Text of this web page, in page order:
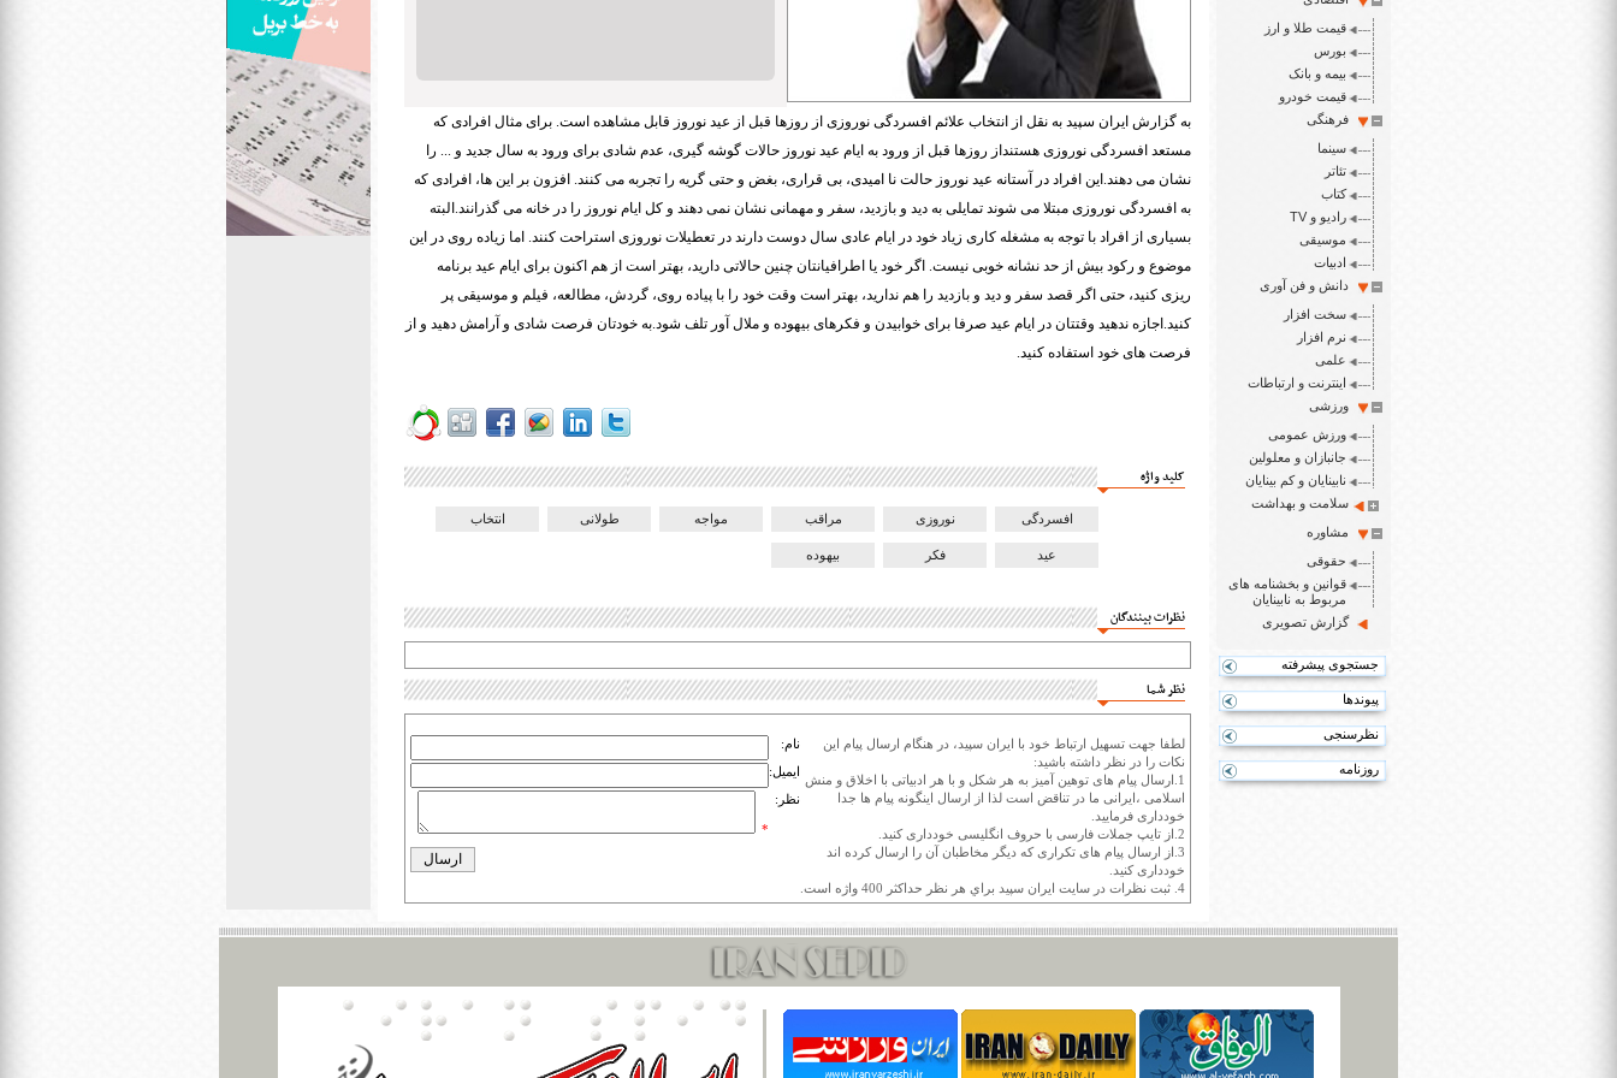
قیمت طلا و ارز
بورس
بیمه و بانک
قیمت خودرو
فرهنگی
سینما
تئاتر
کتاب
رادیو و TV
موسیقی
ادبیات
دانش و فن آوری
سخت افزار
نرم افزار
علمی
اینترنت و ارتباطات
ورزشی
ورزش عمومی
جانبازان و معلولین
نابینایان و کم بینایان
سلامت و بهداشت
مشاوره
حقوقی
قوانین و بخشنامه های
مربوط به نابینایان
گزارش تصویری
جستجوی پیشرفته
پیوندها
نظرسنجی
روزنامه
به گزارش ایران سپید به نقل از انتخاب علائم افسردگی نوروزی از روزها قبل از عید نوروز قابل مشاهده است. برای مثال افرادی که
مستعد افسردگی نوروزی هستنداز روزها قبل از ورود به ایام عید نوروز حالات گوشه گیری، عدم شادی برای ورود به سال جدید و ... را
نشان می دهند.این افراد در آستانه عید نوروز حالت نا امیدی، بی قراری، بغض و حتی گریه را تجربه می کنند. افزون بر این ها، افرادی که
به افسردگی نوروزی مبتلا می شوند تمایلی به دید و بازدید، سفر و مهمانی نشان نمی دهند و کل ایام نوروز را در خانه می گذرانند.البته
بسیاری از افراد با توجه به مشغله کاری زیاد خود در ایام عادی سال دوست دارند در تعطیلات نوروزی استراحت کنند. اما زیاده روی در این
موضوع و رکود بیش از حد نشانه خوبی نیست. اگر خود یا اطرافیانتان چنین حالاتی دارید، بهتر است از هم اکنون برای ایام عید برنامه
ریزی کنید، حتی اگر قصد سفر و دید و بازدید را هم ندارید، بهتر است وقت خود را با پیاده روی، گردش، مطالعه، فیلم و موسیقی پر
کنید.اجازه ندهید وقتتان در ایام عید صرفا برای خوابیدن و فکرهای بیهوده و ملال آور تلف شود.به خودتان فرصت شادی و آرامش دهید و از
فرصت های خود استفاده کنید.
کلید واژه
افسردگی نوروزی مراقب مواجه طولانی انتخاب
عید فکر بیهوده
نظرات بینندگان
نظر شما
لطفا جهت تسهیل ارتباط خود با ایران سپید، در هنگام ارسال پیام این
نکات را در نظر داشته باشید:
1.ارسال پیام های توهین آمیز به هر شکل و با هر ادبیاتی با اخلاق و منش
اسلامی ،ایرانی ما در تناقض است لذا از ارسال اینگونه پیام ها جدا
خودداری فرمایید.
2.از تایپ جملات فارسی با حروف انگلیسی خودداری کنید.
3.از ارسال پیام های تکراری که دیگر مخاطبان آن را ارسال کرده اند
خودداری کنید.
4. ثبت نظرات در سايت ايران سپيد براي هر نظر حداکثر 400 واژه است.
نام:
ایمیل:
نظر:
*